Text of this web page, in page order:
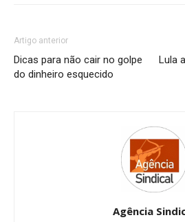
Artigo anterior
Dicas para não cair no golpe
do dinheiro esquecido
Lula
Agência